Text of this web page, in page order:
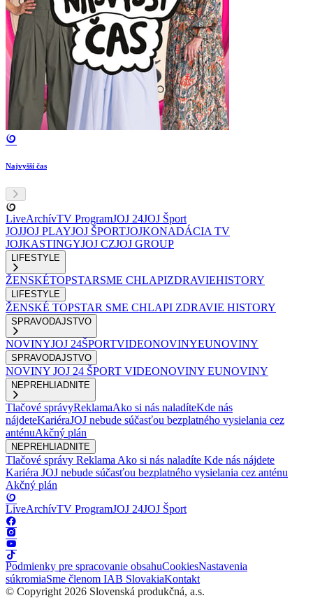
Najvyšší čas
LiveArchívTV ProgramJOJ 24JOJ Šport
JOJJOJ PLAYJOJ ŠPORTJOJKONADÁCIA TV
JOJKASTINGYJOJ CZJOJ GROUP
LIFESTYLE
ŽENSKÉTOPSTARSME CHLAPIZDRAVIEHISTORY
LIFESTYLE
ŽENSKÉ TOPSTAR SME CHLAPI ZDRAVIE HISTORY
SPRAVODAJSTVO
NOVINYJOJ 24ŠPORTVIDEONOVINYEUNOVINY
SPRAVODAJSTVO
NOVINY JOJ 24 ŠPORT VIDEONOVINY EUNOVINY
NEPREHLIADNITE
Tlačové správyReklamaAko si nás naladíteKde nás
nájdeteKariéraJOJ nebude súčasťou bezplatného vysielania cez
anténuAkčný plán
NEPREHLIADNITE
Tlačové správy Reklama Ako si nás naladíte Kde nás nájdete
Kariéra JOJ nebude súčasťou bezplatného vysielania cez anténu
Akčný plán
LiveArchívTV ProgramJOJ 24JOJ Šport
Podmienky pre spracovanie obsahuCookiesNastavenia
súkromiaSme členom IAB SlovakiaKontakt
© Copyright 2026 Slovenská produkčná, a.s.